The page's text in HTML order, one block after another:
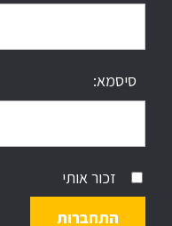
סיסמא:
זכור אותי